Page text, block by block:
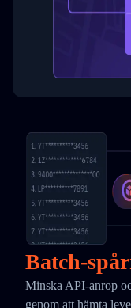
Batch-
Minska API-anrop
genom att hämta